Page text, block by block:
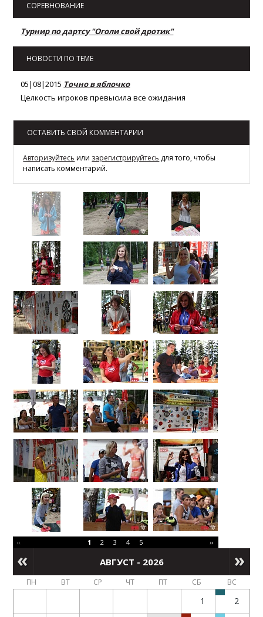
СОРЕВНОВАНИЕ
Турнир по дартсу "Оголи свой дротик"
НОВОСТИ ПО ТЕМЕ
05|08|2015 Точно в яблочко
Целкость игроков превысила все ожидания
ОСТАВИТЬ СВОЙ КОММЕНТАРИИ
Авторизуйтесь или зарегистрируйтесь для того, чтобы
написать комментарий.
‹‹ ››
1 2 3 4 5
АВГУСТ - 2026
ПН ВТ СР ЧТ ПТ СБ ВС
1 2